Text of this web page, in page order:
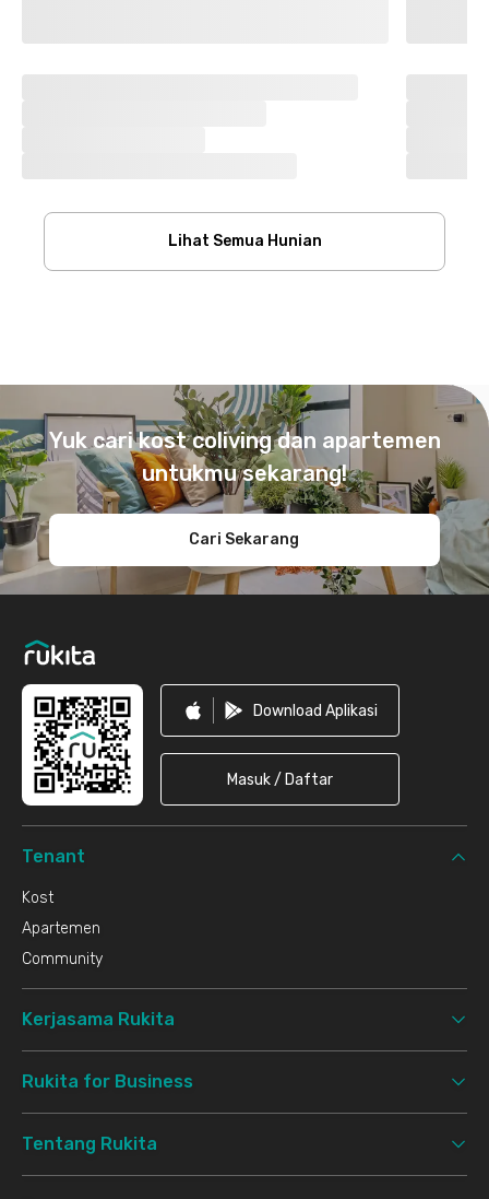
Lihat Semua Hunian
Yuk cari kost coliving dan apartemen
untukmu sekarang!
Cari Sekarang
Download Aplikasi
Masuk / Daftar
Tenant
Kost
Apartemen
Community
Kerjasama Rukita
Rukita for Business
Tentang Rukita